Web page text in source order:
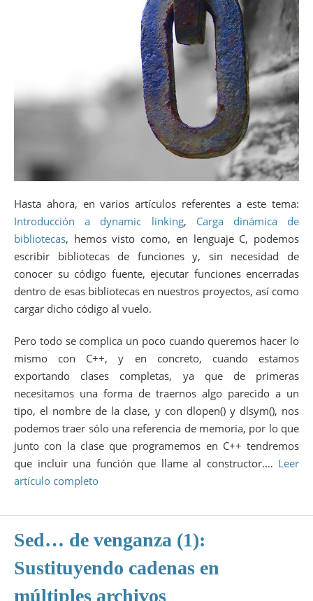
Hasta ahora, en varios artículos referentes a este tema:
Introducción a dynamic linking, Carga dinámica de
bibliotecas, hemos visto como, en lenguaje C, podemos
escribir bibliotecas de funciones y, sin necesidad de
conocer su código fuente, ejecutar funciones encerradas
dentro de esas bibliotecas en nuestros proyectos, así como
cargar dicho código al vuelo.
Pero todo se complica un poco cuando queremos hacer lo
mismo con C++, y en concreto, cuando estamos
exportando clases completas, ya que de primeras
necesitamos una forma de traernos algo parecido a un
tipo, el nombre de la clase, y con dlopen() y dlsym(), nos
podemos traer sólo una referencia de memoria, por lo que
junto con la clase que programemos en C++ tendremos
que incluir una función que llame al constructor.… Leer
artículo completo
Sed… de venganza (1):
Sustituyendo cadenas en
múltiples archivos